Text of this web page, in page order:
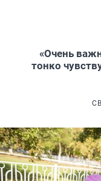
«Очень
тонко